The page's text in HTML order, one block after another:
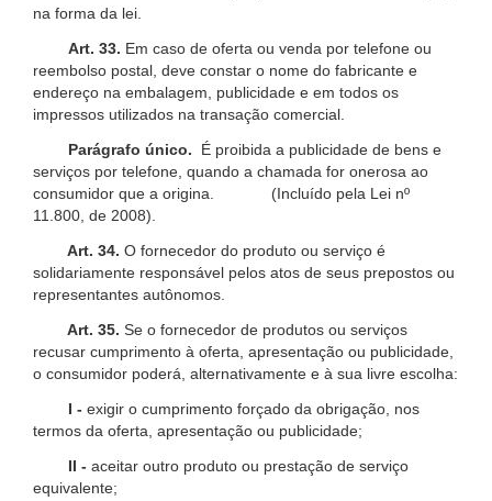
na forma da lei.
Art. 33. Em caso de oferta ou venda por telefone ou
reembolso postal, deve constar o nome do fabricante e
endereço na embalagem, publicidade e em todos os
impressos utilizados na transação comercial.
Parágrafo único.
É proibida a publicidade de bens e
serviços por telefone, quando a chamada for onerosa ao
consumidor que a origina. (Incluído pela Lei nº
11.800, de 2008).
Art. 34. O fornecedor do produto ou serviço é
solidariamente responsável pelos atos de seus prepostos ou
representantes autônomos.
Art. 35. Se o fornecedor de produtos ou serviços
recusar cumprimento à oferta, apresentação ou publicidade,
o consumidor poderá, alternativamente e à sua livre escolha:
I - exigir o cumprimento forçado da obrigação, nos
termos da oferta, apresentação ou publicidade;
II - aceitar outro produto ou prestação de serviço
equivalente;